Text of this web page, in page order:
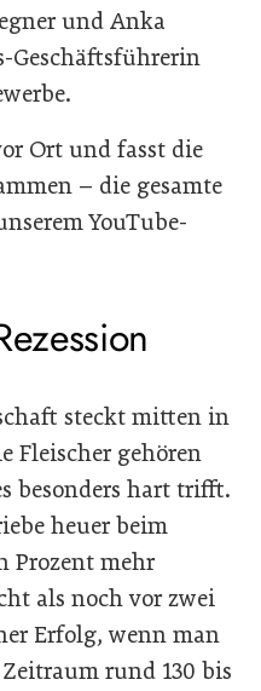
und Anka
Geschäftsführerin
Ort und fasst die
– die gesamte
YouTube-
steckt mitten in
Fleischer gehören
besonders hart trifft.
heuer beim
Prozent mehr
als noch vor zwei
Erfolg, wenn man
rund 130 bis